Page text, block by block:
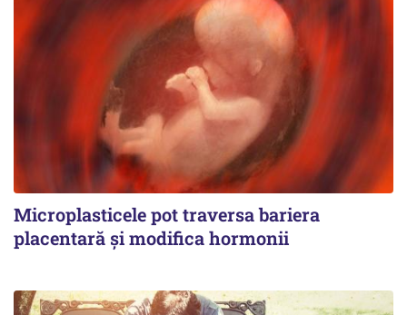
Microplasticele pot traversa bariera
placentară și modifica hormonii